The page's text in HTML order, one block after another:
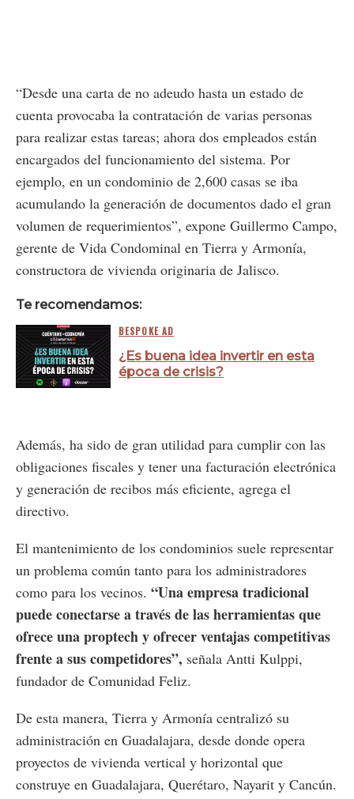
“Desde una carta de no adeudo hasta un estado de
cuenta provocaba la contratación de varias personas
para realizar estas tareas; ahora dos empleados están
encargados del funcionamiento del sistema. Por
ejemplo, en un condominio de 2,600 casas se iba
acumulando la generación de documentos dado el gran
volumen de requerimientos”, expone Guillermo Campo,
gerente de Vida Condominal en Tierra y Armonía,
constructora de vivienda originaria de Jalisco.
Te recomendamos:
BESPOKE AD
¿Es buena idea invertir en esta
época de crisis?
Además, ha sido de gran utilidad para cumplir con las
obligaciones fiscales y tener una facturación electrónica
y generación de recibos más eficiente, agrega el
directivo.
El mantenimiento de los condominios suele representar
un problema común tanto para los administradores
como para los vecinos. “Una empresa tradicional
puede conectarse a través de las herramientas que
ofrece una proptech y ofrecer ventajas competitivas
frente a sus competidores”, señala Antti Kulppi,
fundador de Comunidad Feliz.
De esta manera, Tierra y Armonía centralizó su
administración en Guadalajara, desde donde opera
proyectos de vivienda vertical y horizontal que
construye en Guadalajara, Querétaro, Nayarit y Cancún.